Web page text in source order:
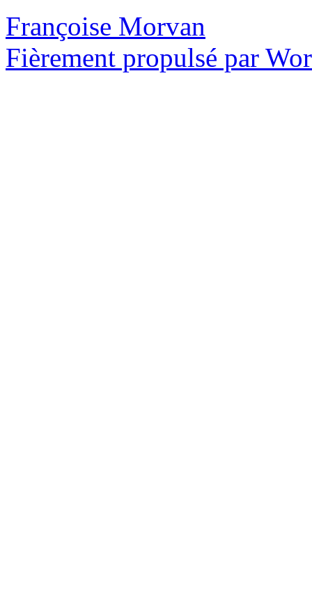
Françoise Morvan
Fièrement propulsé par